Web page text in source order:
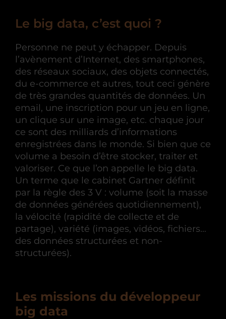
Le big data, c’est quoi ?
Personne ne peut y échapper. Depuis
l’avènement d’Internet, des smartphones,
des réseaux sociaux, des objets connectés,
du e-commerce et autres, tout ceci génère
de très grandes quantités de données. Un
email, une inscription pour un jeu en ligne,
un clique sur une image, etc. chaque jour
ce sont des milliards d’informations
enregistrées dans le monde. Si bien que ce
volume a besoin d’être stocker, traiter et
valoriser. Ce que l’on appelle le big data.
Un terme que le cabinet Gartner définit
par la règle des 3 V : volume (soit la masse
de données générées quotidiennement),
la vélocité (rapidité de collecte et de
partage), variété (images, vidéos, fichiers…
des données structurées et non-
structurées).
Les missions du développeur
big data